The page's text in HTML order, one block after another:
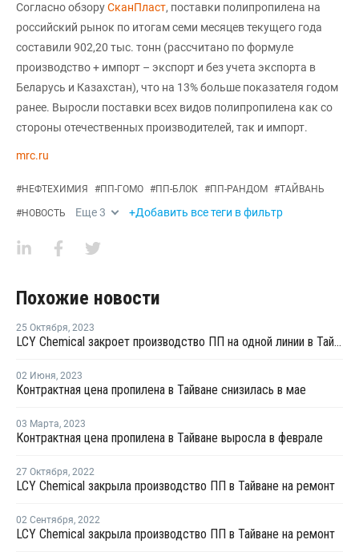
Согласно обзоруСканПласт, поставки полипропилена на
российский рынок по итогам семи месяцев текущего года
составили 902,20 тыс. тонн (рассчитано по формуле
производство + импорт – экспорт и без учета экспорта в
Беларусь и Казахстан), что на 13% больше показателя годом
ранее. Выросли поставки всех видов полипропилена как со
стороны отечественных производителей, так и импорт.
mrc.ru
#НЕФТЕХИМИЯ #ПП-ГОМО #ПП-БЛОК #ПП-РАНДОМ #ТАЙВАНЬ
#НОВОСТЬ Еще3 +Добавить все теги в фильтр
Похожие новости
25 Октября, 2023
LCY Chemical закроет производство ПП на одной линии в Тайване на ремонт
02 Июня, 2023
Контрактная цена пропилена в Тайване снизилась в мае
03 Марта, 2023
Контрактная цена пропилена в Тайване выросла в феврале
27 Октября, 2022
LCY Chemical закрыла производство ПП в Тайване на ремонт
02 Сентября, 2022
LCY Chemical закрыла производство ПП в Тайване на ремонт